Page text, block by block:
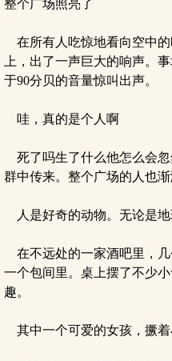
整个广场照亮了
在所有人吃惊地看向空中
上，出了一声巨大的响声。
于90分贝的音量惊叫出声。
哇，真的是个人啊
死了吗生了什么他怎么会忽
群中传来。整个广场的人也
人是好奇的动物。无论是地
在不远处的一家酒吧里，
一个包间里。桌上摆了不少
趣。
其中一个可爱的女孩，撅着